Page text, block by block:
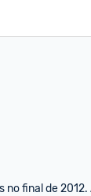
final de